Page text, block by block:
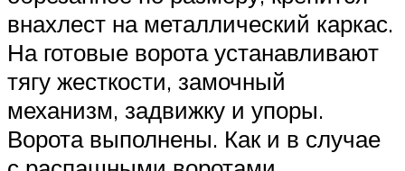
внахлест на металлический каркас.
На готовые ворота устанавливают
тягу жесткости, замочный
механизм, задвижку и упоры.
Ворота выполнены. Как и в случае